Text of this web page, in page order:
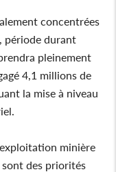
concentrées
période durant
pleinement
4,1 millions de
la mise à niveau
minière
des priorités